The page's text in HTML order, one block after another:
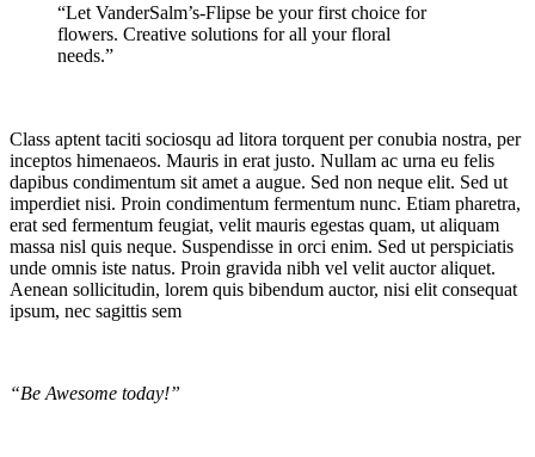
“Let VanderSalm’s-Flipse be your first choice for
flowers. Creative solutions for all your floral
needs.”
Class aptent taciti sociosqu ad litora torquent per conubia nostra, per
inceptos himenaeos. Mauris in erat justo. Nullam ac urna eu felis
dapibus condimentum sit amet a augue. Sed non neque elit. Sed ut
imperdiet nisi. Proin condimentum fermentum nunc. Etiam pharetra,
erat sed fermentum feugiat, velit mauris egestas quam, ut aliquam
massa nisl quis neque. Suspendisse in orci enim. Sed ut perspiciatis
unde omnis iste natus. Proin gravida nibh vel velit auctor aliquet.
Aenean sollicitudin, lorem quis bibendum auctor, nisi elit consequat
ipsum, nec sagittis sem
“Be Awesome today!”